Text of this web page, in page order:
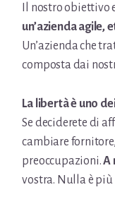
Il nostro obiettivo
un’azienda agile,
Un’azienda che
composta dai
La libertà è uno
Se deciderete di
cambiare
preoccupazioni.A
vostra. Nulla è